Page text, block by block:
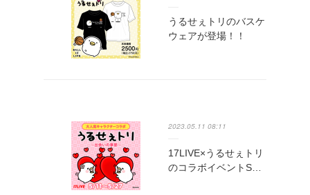
うるせぇトリのバスケ
ウェアが登場！！
2023.05.11 08:11
17LIVE×うるせぇトリ
のコラボイベントS…